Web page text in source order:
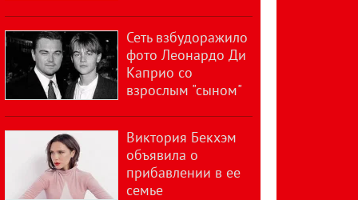
Сеть взбудоражило
фото Леонардо Ди
Каприо со
взрослым "сыном"
Виктория Бекхэм
объявила о
прибавлении в ее
семье